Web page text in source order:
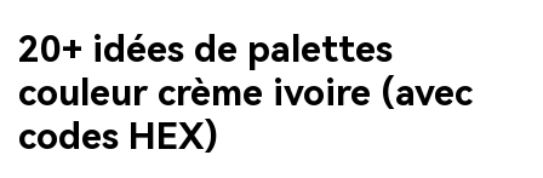
20+ idées de palettes
couleur crème ivoire (avec
codes HEX)